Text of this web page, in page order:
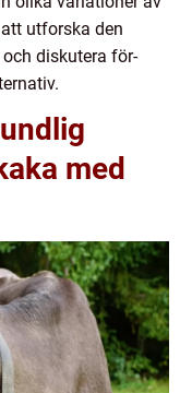
utforska den
diskutera för-
med